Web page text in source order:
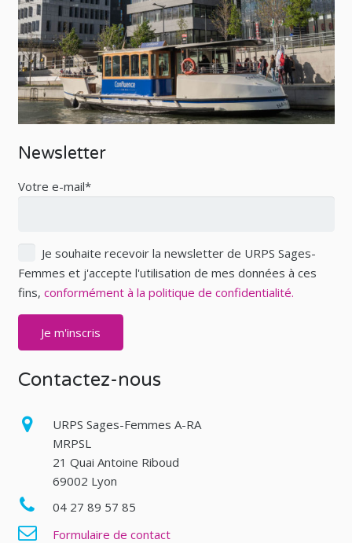
Newsletter
Votre e-mail*
Je souhaite recevoir la newsletter de URPS Sages-
Femmes et j'accepte l'utilisation de mes données à ces
fins, conformément à la politique de confidentialité.
Contactez-nous
URPS Sages-Femmes A-RA
MRPSL
21 Quai Antoine Riboud
69002 Lyon
04 27 89 57 85
Formulaire de contact